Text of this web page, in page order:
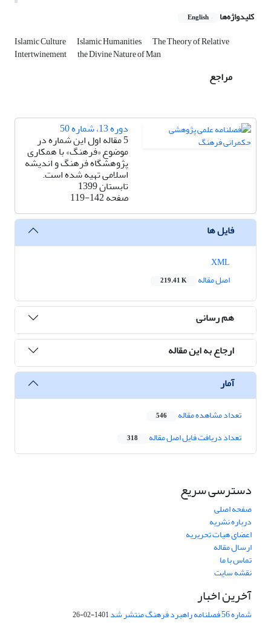
کلیدواژه‌ها English
Islamic Culture Islamic Humanities The Theory of Relative
Intertwinement the Divine Nature of Man
مراجع
دوره 13، شماره 50
5 مقاله اول این شماره در
موضوع «فرهنگ» با همکاری
پژوهشگاه فرهنگ و اندیشه
اسلامی تهیه شده است.
تابستان 1399
صفحه119-142
فایل ها
اصل مقاله
219.41 K
هم رسانی
ارجاع به این مقاله
آمار
تعداد مشاهده مقاله 546
تعداد دریافت فایل اصل مقاله 318
دسترسی سریع
صفحه اصلی
درباره نشریه
اعضای هیات تحریریه
ارسال مقاله
تماس با ما
نقشه سایت
آخرین اخبار
شماره 56 فصلنامه راهبرد فرهنگ منتشر شد 1401-02-26